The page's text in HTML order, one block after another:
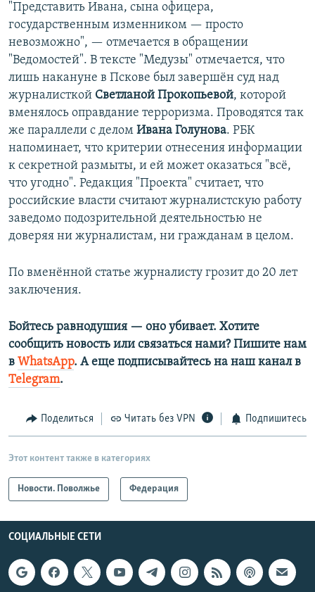
"Представить Ивана, сына офицера,
государственным изменником — просто
невозможно", — отмечается в обращении
"Ведомостей". В тексте "Медузы" отмечается, что
лишь накануне в Пскове был завершён суд над
журналисткой Светланой Прокопьевой, которой
вменялось оправдание терроризма. Проводятся так
же параллели с делом Ивана Голунова. РБК
напоминает, что критерии отнесения информации
к секретной размыты, и ей может оказаться "всё,
что угодно". Редакция "Проекта" считает, что
российские власти считают журналистскую работу
заведомо подозрительной деятельностью не
доверяя ни журналистам, ни гражданам в целом.
По вменённой статье журналисту грозит до 20 лет
заключения.
Бойтесь равнодушия — оно убивает. Хотите
сообщить новость или связаться нами? Пишите нам
в WhatsApp. А еще подписывайтесь на наш канал в
Telegram.
Поделиться Читать без VPN Подпишитесь
Этот контент также в категориях
Новости. Поволжье Федерация
СОЦИАЛЬНЫЕ СЕТИ